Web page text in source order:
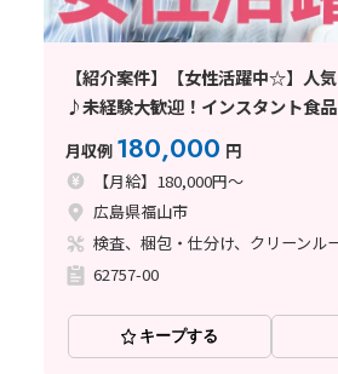
【紹介案件】【女性活躍中☆】人
♪未経験大歓迎！インスタント食
月収例 180,000 円
【月給】180,000円～
広島県福山市
検査、梱包・仕分け、クリーンル
62757-00
キープする